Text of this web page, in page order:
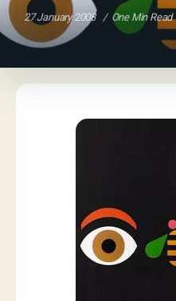
27 January 2008 One Min Read